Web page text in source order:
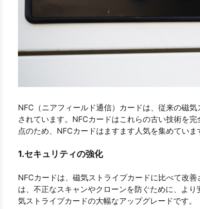
NFC（ニアフィールド通信）カードは、従来の磁
されています。NFCカードはこれらの古い技術を
点のため、NFCカードはますます人気を集めていま
1.セキュリティの強化
NFCカードは、磁気ストライプカードに比べて改
は、不正なスキャンやクローンを防ぐために、よ
気ストライプカードの大幅なアップグレードです。